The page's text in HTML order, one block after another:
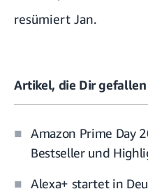
resümiert Jan.
Artikel, die Dir
Amazon Prime Day
Bestseller und
Alexa+ startet in